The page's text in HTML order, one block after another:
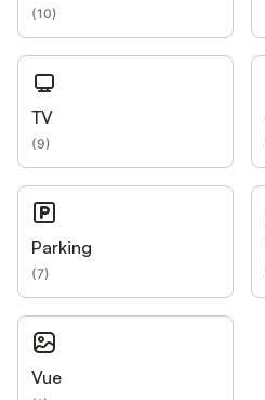
(10)
TV
(9)
Parking
(7)
Vue